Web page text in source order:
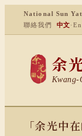
National Sun
聯絡我們
中文·
余
Kwang-
「余光中